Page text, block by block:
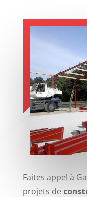
Faites appel à
projets de